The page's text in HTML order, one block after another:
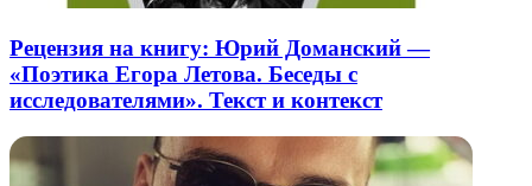
Рецензия на книгу: Юрий Доманский —
«Поэтика Егора Летова. Беседы с
исследователями». Текст и контекст